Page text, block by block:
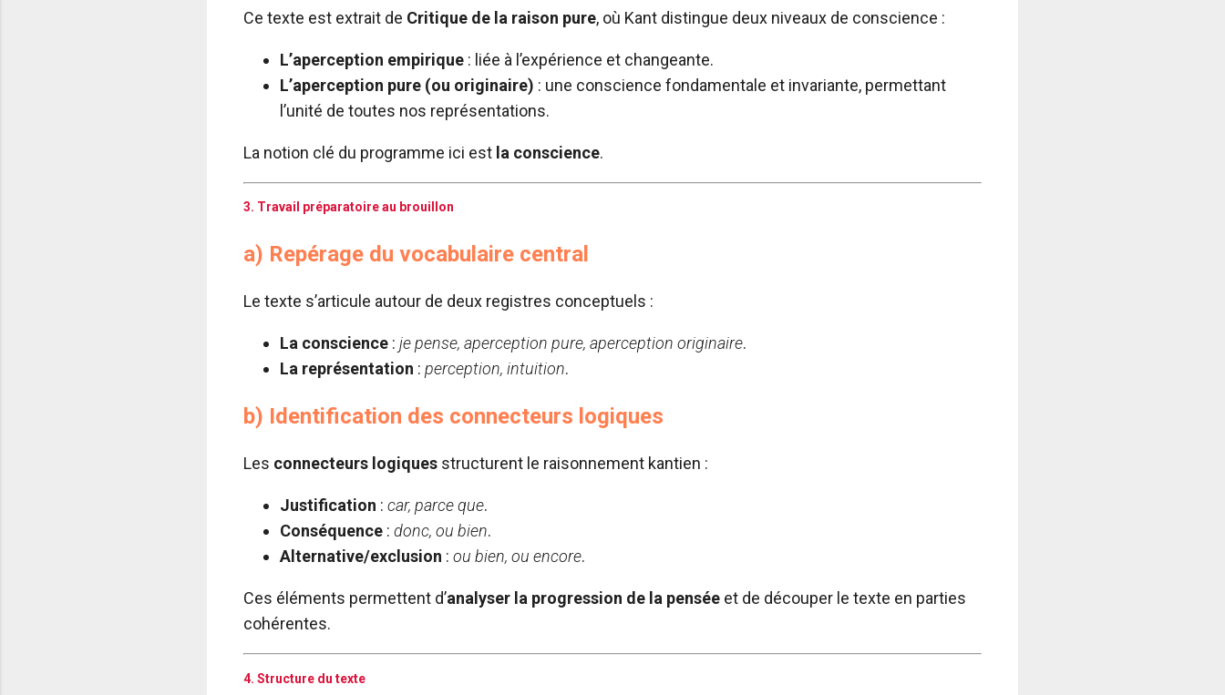
Ce texte est extrait de Critique de la raison pure, où Kant distingue deux niveaux de conscience :
L’aperception empirique : liée à l’expérience et changeante.
L’aperception pure (ou originaire) : une conscience fondamentale et invariante, permettant
l’unité de toutes nos représentations.
La notion clé du programme ici est la conscience.
3. Travail préparatoire au brouillon
a) Repérage du vocabulaire central
Le texte s’articule autour de deux registres conceptuels :
La conscience : je pense, aperception pure, aperception originaire.
La représentation : perception, intuition.
b) Identification des connecteurs logiques
Les connecteurs logiques structurent le raisonnement kantien :
Justification : car, parce que.
Conséquence : donc, ou bien.
Alternative/exclusion : ou bien, ou encore.
Ces éléments permettent d’analyser la progression de la pensée et de découper le texte en parties
cohérentes.
4. Structure du texte